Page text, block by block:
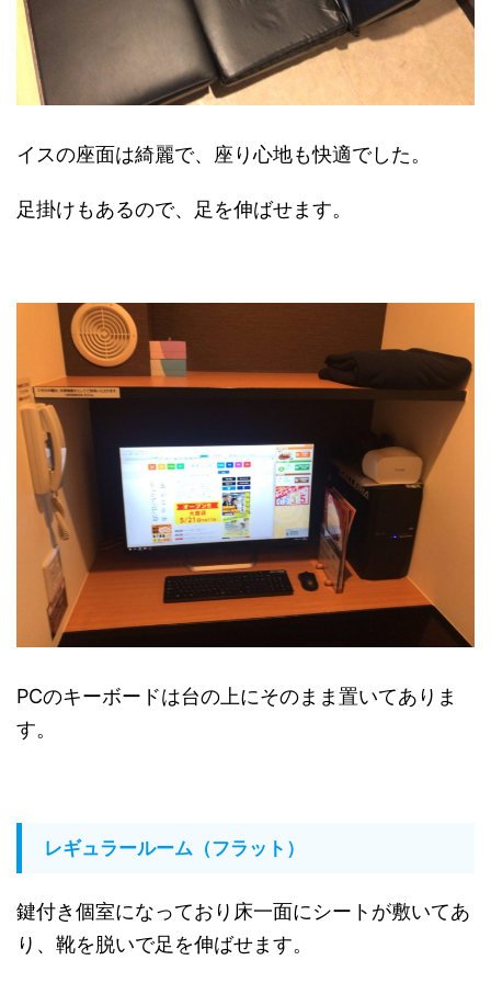
イスの座面は綺麗で、座り心地も快適でした。
足掛けもあるので、足を伸ばせます。
PCのキーボードは台の上にそのまま置いてありま
す。
レギュラールーム（フラット）
鍵付き個室になっており床一面にシートが敷いてあ
り、靴を脱いで足を伸ばせます。